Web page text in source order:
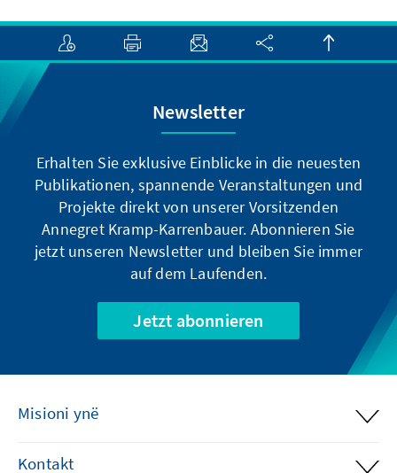
Newsletter
Erhalten Sie exklusive Einblicke in die neuesten
Publikationen, spannende Veranstaltungen und
Projekte direkt von unserer Vorsitzenden
Annegret Kramp-Karrenbauer. Abonnieren Sie
jetzt unseren Newsletter und bleiben Sie immer
auf dem Laufenden.
Jetzt abonnieren
Misioni ynë
Kontakt